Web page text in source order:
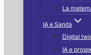
La
IA e Sanità
Digital
IA e